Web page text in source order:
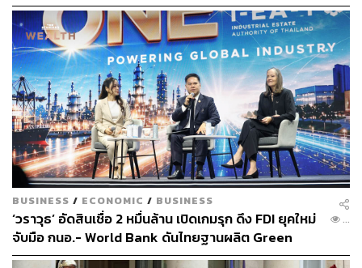
ส่วน กนอ.จะมีรายได้จากค่าให้สิทธิการร่วมลงทุน ค่าเช่า
พื้นที่ ค่าดำเนินการท่าเรือ ค่าบริการสาธารณูปโภค และค่า
ธรรมเนียมสินค้าผ่านท่า
“ตอนนี้เราเตรียมทบทวนแนวทางใหม่ซึ่งก็ได้เสนอเรื่องต่อ
ครม. ไปแล้ว เรามีแนวคิดให้เป็นการลงทุนแบบ G2G หรือรูป
แบบอื่นที่เหมาะสมกับสถานการณ์พลังงานในอนาคต ซึ่ง
เบื้องต้น เสนอไว้ประมาณ 6 รูปแบบ จึงต้องรอว่ารัฐบาลจะ
ตัดสินใจอย่างไร”
พลิกโอกาสปิโตรฯขาลง ดึงลงทุนพลังงานยุคใหม่
BUSINESS / ECONOMIC / BUSINESS
‘วราวุธ’ อัดสินเชื่อ 2 หมื่นล้าน เปิดเกมรุก ดึง FDI ยุคใหม่
จับมือ กนอ.- World Bank ดันไทยฐานผลิต Green
Supply Chain
...